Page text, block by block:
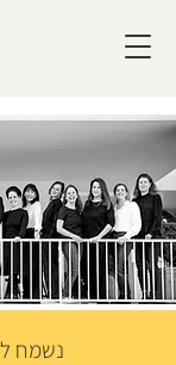
נשמח